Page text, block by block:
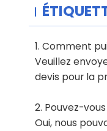
1. Comment
Veuillez
devis pour la
2. Pouvez-vous
Oui, nous